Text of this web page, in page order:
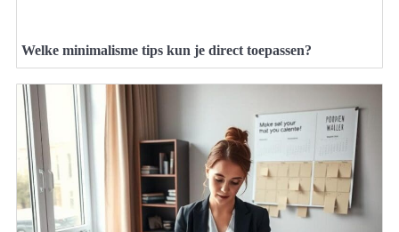
Welke minimalisme tips kun je direct toepassen?